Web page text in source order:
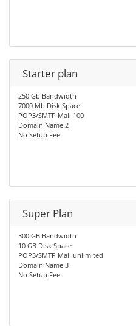
Starter plan
250 Gb Bandwidth
7000 Mb Disk Space
POP3/SMTP Mail 100
Domain Name 2
No Setup Fee
Super Plan
300 GB Bandwidth
10 GB Disk Space
POP3/SMTP Mail unlimited
Domain Name 3
No Setup Fee